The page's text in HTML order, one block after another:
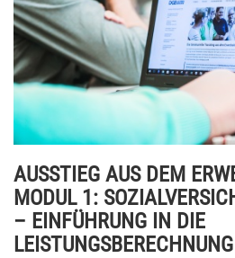
AUSSTIEG AUS DEM
MODUL 1:
– EINFÜHRUNG IN DIE
LEISTUNGSBERECHNUNG